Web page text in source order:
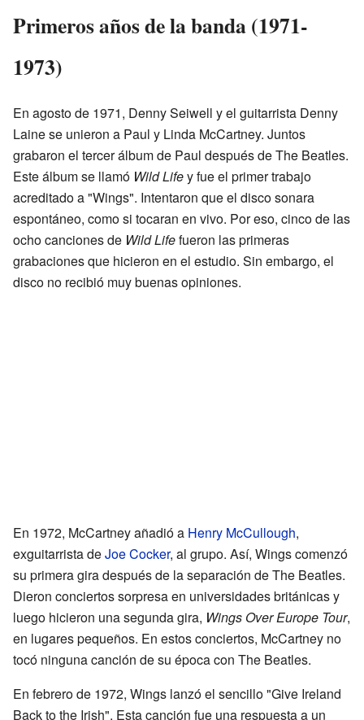
Primeros años de la banda (1971-
1973)
En agosto de 1971, Denny Seiwell y el guitarrista Denny
Laine se unieron a Paul y Linda McCartney. Juntos
grabaron el tercer álbum de Paul después de The Beatles.
Este álbum se llamó Wild Lifey fue el primer trabajo
acreditado a "Wings". Intentaron que el disco sonara
espontáneo, como si tocaran en vivo. Por eso, cinco de las
ocho canciones de Wild Lifefueron las primeras
grabaciones que hicieron en el estudio. Sin embargo, el
disco no recibió muy buenas opiniones.
En 1972, McCartney añadió a Henry McCullough,
exguitarrista deJoe Cocker, al grupo. Así, Wings comenzó
su primera gira después de la separación de The Beatles.
Dieron conciertos sorpresa en universidades británicas y
luego hicieron una segunda gira, Wings Over Europe Tour,
en lugares pequeños. En estos conciertos, McCartney no
tocó ninguna canción de su época con The Beatles.
En febrero de 1972, Wings lanzó el sencillo "Give Ireland
Back to the Irish". Esta canción fue una respuesta a un